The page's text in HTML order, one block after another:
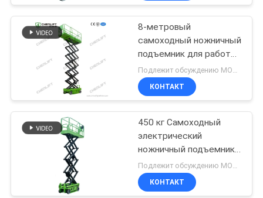
8-метровый
самоходный ножничный
подъемник для работы
на высоте с
грузоподъемностью
230 кг
КОНТАКТ
450 кг Самоходный
электрический
ножничный подъемник
с CE
КОНТАКТ